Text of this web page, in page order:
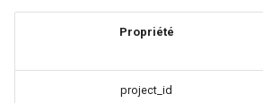
Propriété
project_id